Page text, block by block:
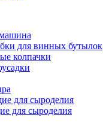
для винных бутылок
колпачки
для сыроделия
для сыроделия